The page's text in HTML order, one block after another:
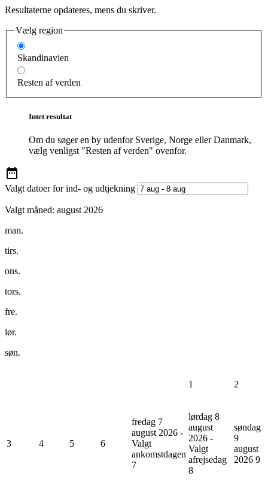
Resultaterne opdateres, mens du skriver.
Vælg region
Skandinavien
Resten af verden
Intet resultat
Om du søger en by udenfor Sverige, Norge eller Danmark,
vælg venligst "Resten af verden" ovenfor.
Valgt datoer for ind- og udtjekning
Valgt måned: august 2026
man.
tirs.
ons.
tors.
fre.
lør.
søn.
1 2
3 4 5 6
fredag 7
august 2026 -
Valgt
ankomstdagen
7
lørdag 8
august
2026 -
Valgt
afrejsedag
8
søndag
9
august
2026 9